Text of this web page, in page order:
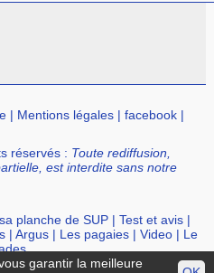
| Mentions légales |facebook |
réservés : Toute rediffusion,
est interdite sans notre
planche de SUP |Test et avis |
|Argus | Les pagaies |Video | Le
garantir la meilleure